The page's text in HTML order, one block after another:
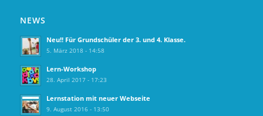
NEWS
Neu!! Für Grundschüler der 3. und 4. Klasse.
5. März 2018 - 14:58
Lern-Workshop
28. April 2017 - 17:23
Lernstation mit neuer Webseite
9. August 2016 - 13:50